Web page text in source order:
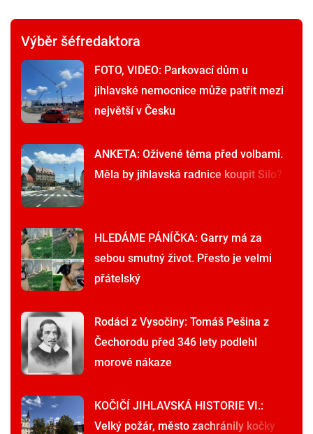
Výběr šéfredaktora
FOTO, VIDEO: Parkovací dům u
jihlavské nemocnice může patřit mezi
největší v Česku
ANKETA: Oživené téma před volbami.
Měla by jihlavská radnice koupit Silo?
HLEDÁME PÁNÍČKA: Garry má za
sebou smutný život. Přesto je velmi
přátelský
Rodáci z Vysočiny: Tomáš Pešina z
Čechorodu před 346 lety podlehl
morové nákaze
KOČIČÍ JIHLAVSKÁ HISTORIE VI.:
Velký požár, město zachránily kočky